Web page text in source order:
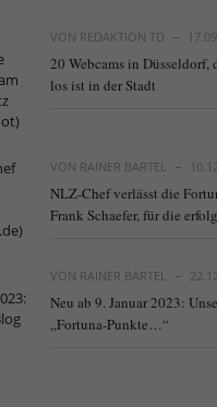
VON REDAKTION TD
20 Webcams in Düsseldorf,
los ist in der Stadt
VON RAINER BARTEL
NLZ-Chef verlässt die
Frank Schaefer, für die
VON RAINER BARTEL
Neu ab 9. Januar 2023:
„Fortuna-Punkte…“